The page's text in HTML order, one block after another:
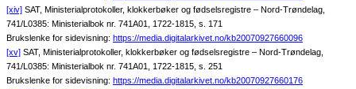
[xiv] SAT, Ministerialprotokoller, klokkerbøker og fødselsregistre – Nord-Trøndelag,
741/L0385: Ministerialbok nr. 741A01, 1722-1815, s. 171
Brukslenke for sidevisning: https://media.digitalarkivet.no/kb20070927660096
[xv] SAT, Ministerialprotokoller, klokkerbøker og fødselsregistre – Nord-Trøndelag,
741/L0385: Ministerialbok nr. 741A01, 1722-1815, s. 251
Brukslenke for sidevisning: https://media.digitalarkivet.no/kb20070927660176